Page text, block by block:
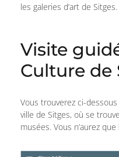
les galeries d’art de Sitges.
Visite
Culture de
Vous trouverez ci-
ville de Sitges, où se
musées. Vous n’aurez